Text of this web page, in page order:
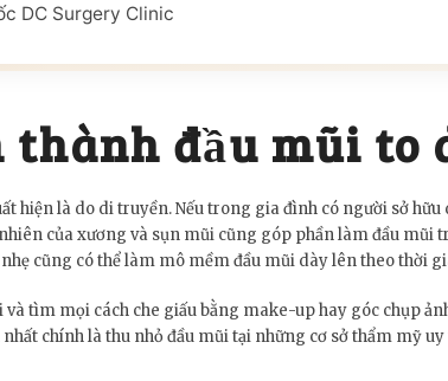
DC Surgery Clinic
đầu mũi to
là do di truyền. Nếu trong gia đình có người sở
của xương và sụn mũi cũng góp phần làm đầu mũi
cũng có thể làm mô mềm đầu mũi dày lên theo thời
tìm mọi cách che giấu bằng make-up hay góc chụp
chính là thu nhỏ đầu mũi tại những cơ sở thẩm mỹ